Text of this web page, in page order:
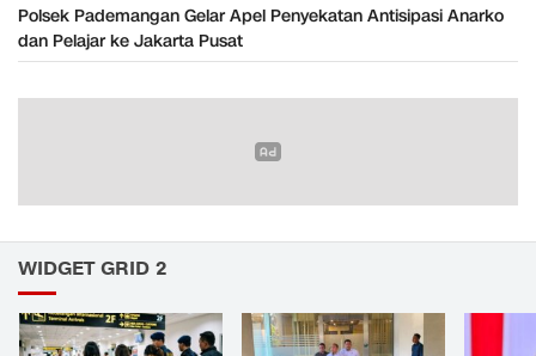
Polsek Pademangan Gelar Apel Penyekatan Antisipasi Anarko
dan Pelajar ke Jakarta Pusat
WIDGET GRID 2